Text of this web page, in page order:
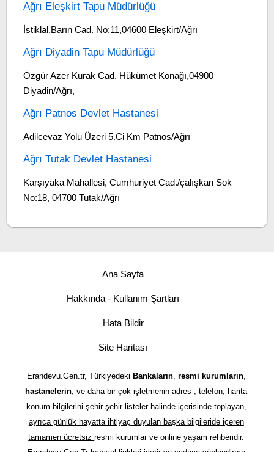
Ağrı Eleşkirt Tapu Müdürlüğü
İstiklal,Barın Cad. No:11,04600 Eleşkirt/Ağrı
Ağrı Diyadin Tapu Müdürlüğü
Özgür Azer Kurak Cad. Hükümet Konağı,04900
Diyadin/Ağrı,
Ağrı Patnos Devlet Hastanesi
Adilcevaz Yolu Üzeri 5.Ci Km Patnos/Ağrı
Ağrı Tutak Devlet Hastanesi
Karşıyaka Mahallesi, Cumhuriyet Cad./çalışkan Sok
No:18, 04700 Tutak/Ağrı
Ana Sayfa
Hakkında - Kullanım Şartları
Hata Bildir
Site Haritası
Erandevu.Gen.tr, Türkiyedeki Bankaların, resmi kurumların,
hastanelerin, ve daha bir çok işletmenin adres , telefon, harita
konum bilgilerini şehir şehir listeler halinde içerisinde toplayan,
ayrıca günlük hayatta ihtiyaç duyulan başka bilgileride içeren
tamamen ücretsizresmi kurumlar ve online yaşam rehberidir.